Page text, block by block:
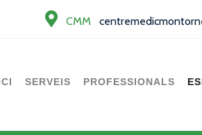
CMM
SERVEIS PROFESSIONALS